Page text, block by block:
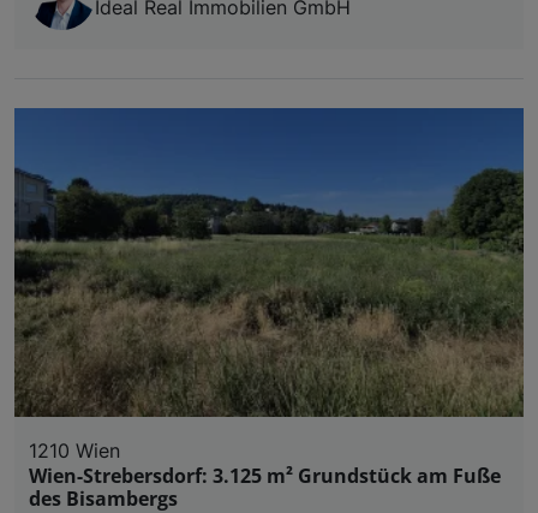
Ideal Real Immobilien GmbH
1210 Wien
Wien-Strebersdorf: 3.125 m² Grundstück am Fuße
des Bisambergs